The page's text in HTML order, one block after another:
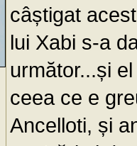
câștigat
lui Xabi s-a
următor...și
ceea ce e
Ancelloti, și